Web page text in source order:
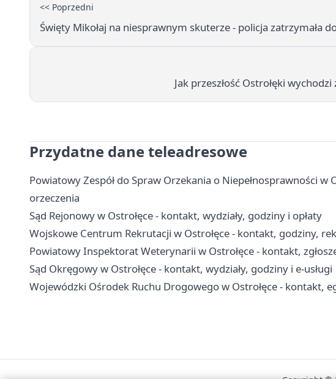
<< Poprzedni
Święty Mikołaj na niesprawnym skuterze - policja zatrzymała
Jak przeszłość Ostrołęki
Przydatne dane teleadresowe
Powiatowy Zespół do Spraw Orzekania o Niepełnosprawności w
orzeczenia
Sąd Rejonowy w Ostrołęce - kontakt, wydziały, godziny i opłaty
Wojskowe Centrum Rekrutacji w Ostrołęce - kontakt, godziny,
Powiatowy Inspektorat Weterynarii w Ostrołęce - kontakt,
Sąd Okręgowy w Ostrołęce - kontakt, wydziały, godziny i e-usługi
Wojewódzki Ośrodek Ruchu Drogowego w Ostrołęce - kontakt,